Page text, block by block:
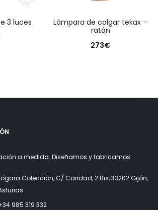
3 luces
lámpara de colgar tekax –
ratán
273€
a medida. Diseñamos y fabricamos
Colección, C/ Caridad, 2 Bis, 33202 Gijón,
985 319 332